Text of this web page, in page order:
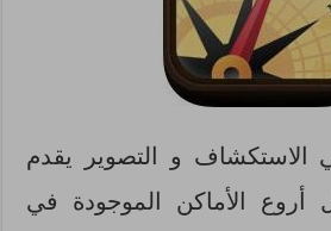
الاستكشاف و التصوير يقدم
أروع الأماكن الموجودة في